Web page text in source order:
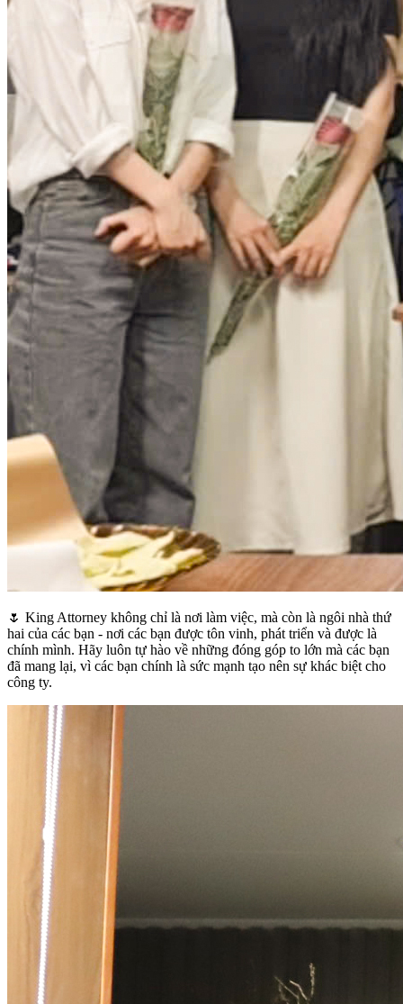
🌷 King Attorney không chỉ là nơi làm việc, mà còn là ngôi nhà thứ
hai của các bạn - nơi các bạn được tôn vinh, phát triển và được là
chính mình. Hãy luôn tự hào về những đóng góp to lớn mà các bạn
đã mang lại, vì các bạn chính là sức mạnh tạo nên sự khác biệt cho
công ty.